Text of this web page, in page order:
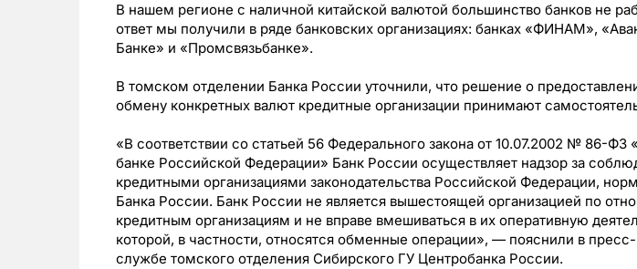
В нашем регионе с наличной китайской валютой большинство банков не
ответ мы получили в ряде банковских организациях: банках «ФИНАМ»,
Банке» и «Промсвязьбанке».
В томском отделении Банка России уточнили, что решение о
обмену конкретных валют кредитные организации принимают
«В соответствии со статьей 56 Федерального закона от 10.07.2002 № 86-ФЗ
банке Российской Федерации» Банк России осуществляет надзор за
кредитными организациями законодательства Российской Федерации,
Банка России. Банк России не является вышестоящей организацией по
кредитным организациям и не вправе вмешиваться в их оперативную
которой, в частности, относятся обменные операции», — пояснили в пресс-
службе томского отделения Сибирского ГУ Центробанка России.